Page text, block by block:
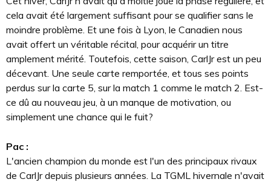
cela avait été largement suffisant pour se qualifier sans le
moindre problème. Et une fois à Lyon, le Canadien nous
avait offert un véritable récital, pour acquérir un titre
amplement mérité. Toutefois, cette saison, CarlJr est un peu
décevant. Une seule carte remportée, et tous ses points
perdus sur la carte 5, sur la match 1 comme le match 2. Est-
ce dû au nouveau jeu, à un manque de motivation, ou
simplement une chance qui le fuit?
Pac :
L'ancien champion du monde est l'un des principaux rivaux
de CarlJr depuis plusieurs années. La TGML hivernale n'avait